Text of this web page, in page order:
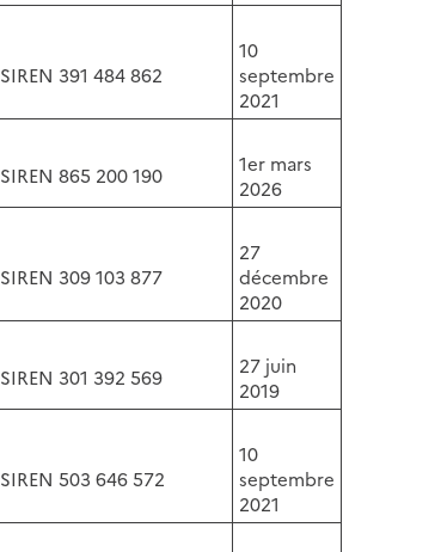
SIREN 391 484 862
10
septembre
2021
SIREN 865 200 190
1er mars
2026
SIREN 309 103 877
27
décembre
2020
SIREN 301 392 569
27 juin
2019
SIREN 503 646 572
10
septembre
2021